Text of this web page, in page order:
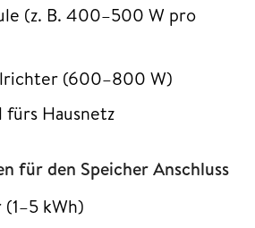
(z. B. 400–500 W pro
(600–800 W)
fürs Hausnetz
für den Speicher Anschluss
kWh)